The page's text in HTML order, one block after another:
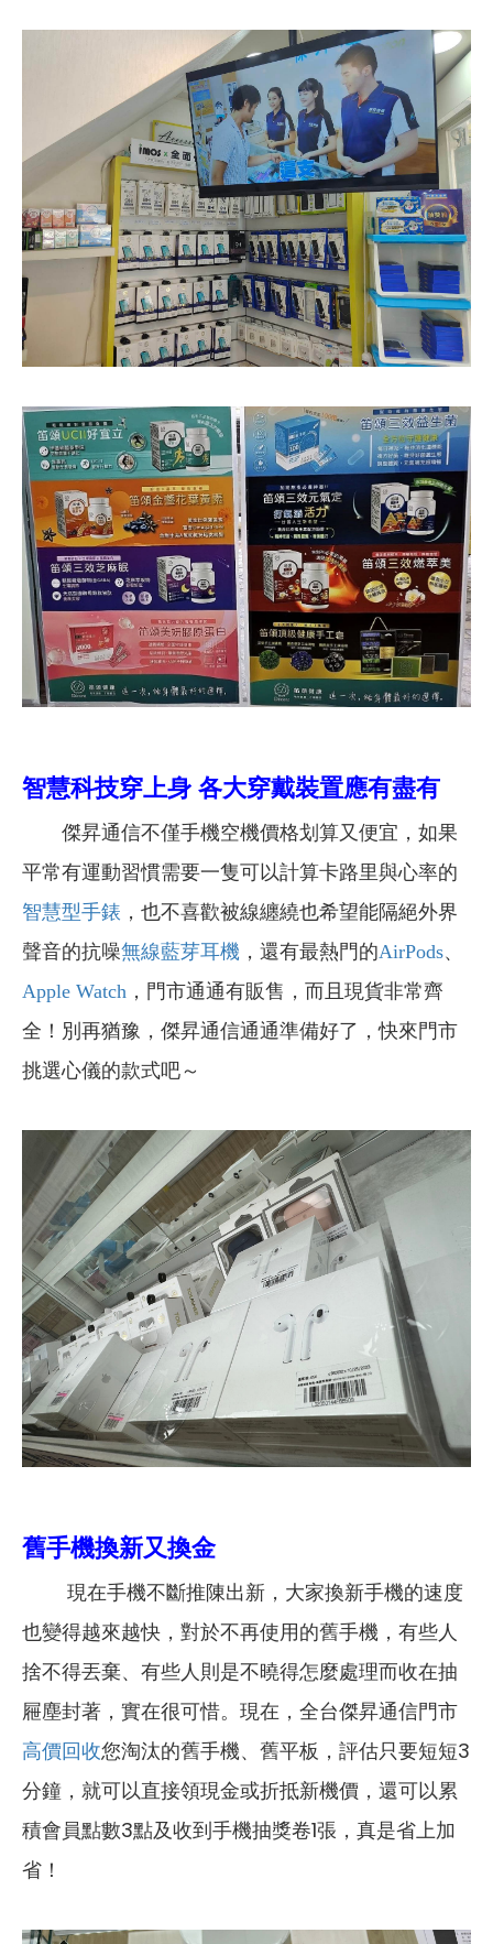
智慧科技穿上身 各大穿戴裝置應有盡有
傑昇通信不僅手機空機價格划算又便宜，如果
平常有運動習慣需要一隻可以計算卡路里與心率的
智慧型手錶 ，也不喜歡被線纏繞也希望能隔絕外界
聲音的抗噪無線藍芽耳機 ，還有最熱門的AirPods、
Apple Watch ，門市通通有販售，而且現貨非常齊
全！別再猶豫，傑昇通信通通準備好了，快來門市
挑選心儀的款式吧～
舊手機換新又換金
現在手機不斷推陳出新，大家換新手機的速度
也變得越來越快，對於不再使用的舊手機，有些人
捨不得丟棄、有些人則是不曉得怎麼處理而收在抽
屜塵封著，實在很可惜。現在，全台傑昇通信門市
高價回收您淘汰的舊手機、舊平板，評估只要短短3
分鐘，就可以直接領現金或折抵新機價，還可以累
積會員點數3點及收到手機抽獎卷1張，真是省上加
省！